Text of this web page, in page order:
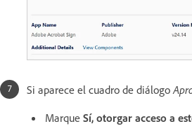
Si aparece el cuadro de diálogo
Marque Sí, otorgar acceso a